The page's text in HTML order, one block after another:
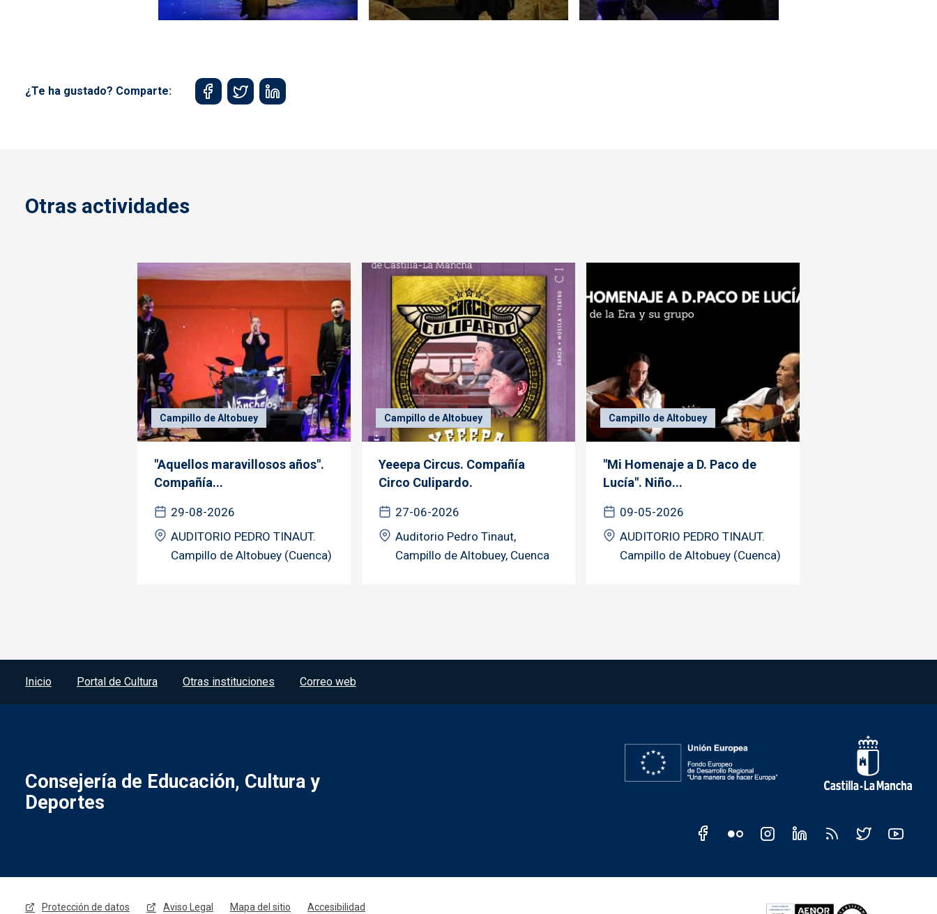
¿Te ha gustado? Comparte:
Otras actividades
Campillo de Altobuey
"Aquellos maravillosos años".
Compañía...
29-08-2026
AUDITORIO PEDRO TINAUT.
Campillo de Altobuey (Cuenca)
Campillo de Altobuey
Yeeepa Circus. Compañía
Circo Culipardo.
27-06-2026
Auditorio Pedro Tinaut,
Campillo de Altobuey, Cuenca
Campillo de Altobuey
"Mi Homenaje a D. Paco de
Lucía". Niño...
09-05-2026
AUDITORIO PEDRO TINAUT.
Campillo de Altobuey (Cuenca)
Menú del pie
Inicio Portal de Cultura Otras instituciones Correo web
Consejería de Educación, Cultura y
Deportes
Protección de datos Aviso Legal Mapa del sitio Accesibilidad